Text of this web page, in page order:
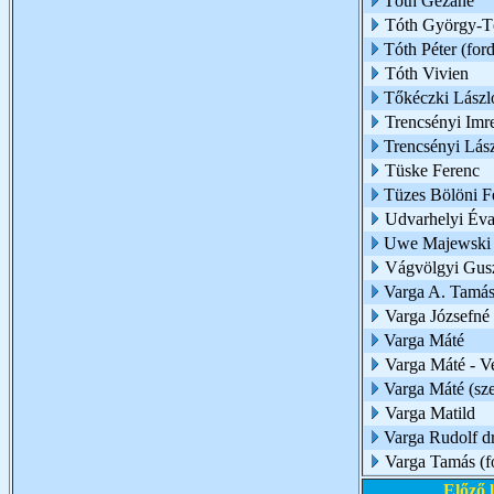
Tóth György-
Tóth Péter
Tóth Vivien
Tőkéczki
Trencsényi
Trencsényi
Tüske Ferenc
Tüzes Bölöni
Udvarhelyi
Uwe Majewski
Vágvölgyi
Varga A. Tamás
Varga Józsefné
Varga Máté
Varga Máté -
Varga Máté
Varga Matild
Varga Rudolf
Varga Tamás
Előző